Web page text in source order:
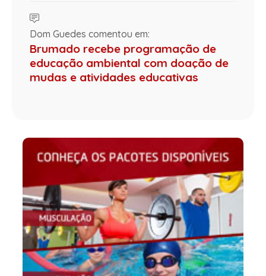
Dom Guedes comentou em:
Brumado recebe programação de
educação ambiental com doação de
mudas e atividades educativas